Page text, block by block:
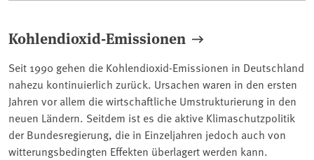
Kohlendioxid-Emissionen
Seit 1990 gehen die Kohlendioxid-Emissionen in Deutschland
nahezu kontinuierlich zurück. Ursachen waren in den ersten
Jahren vor allem die wirtschaftliche Umstrukturierung in den
neuen Ländern. Seitdem ist es die aktive Klimaschutzpolitik
der Bundesregierung, die in Einzeljahren jedoch auch von
witterungsbedingten Effekten überlagert werden kann.